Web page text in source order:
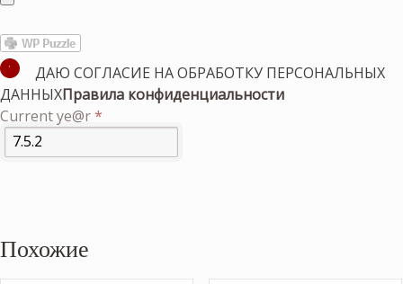
ДАЮ СОГЛАСИЕ НА ОБРАБОТКУ ПЕРСОНАЛЬНЫХ
ДАННЫХПравила конфиденциальности
Current ye@r*
Похожие